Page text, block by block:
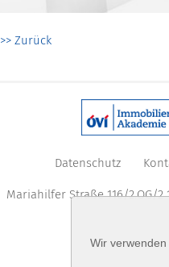
>> Zurück
Datenschutz
Mariahilfer Straße 116/2.OG/2
Wir